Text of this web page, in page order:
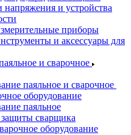
напряжения и устройства
приборы
и аксессуары для
и сварочное
паяльное и сварочное
оборудование
паяльное
защиты сварщика
оборудование